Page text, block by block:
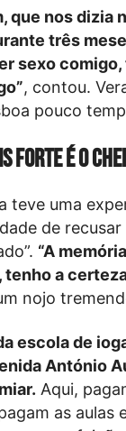
que nos dizia
três
sexo
, contou.
pouco
forte é o
teve uma
de
“A
a
nojo
escola de
António
Aqui,
as